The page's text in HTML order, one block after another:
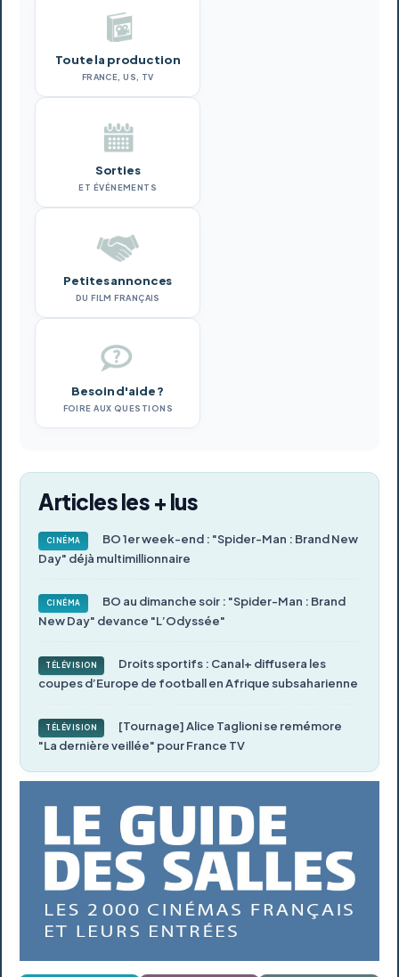
Toute la production
FRANCE, US, TV
Sorties
ET ÉVÉNEMENTS
Petites annonces
DU FILM FRANÇAIS
Besoin d'aide ?
FOIRE AUX QUESTIONS
Articles les + lus
CINÉMA
BO 1er week-end : "Spider-Man : Brand New
Day" déjà multimillionnaire
CINÉMA
BO au dimanche soir : "Spider-Man : Brand
New Day" devance "L’Odyssée"
TÉLÉVISION
Droits sportifs : Canal+ diffusera les
coupes d’Europe de football en Afrique subsaharienne
TÉLÉVISION
[Tournage] Alice Taglioni se remémore
"La dernière veillée" pour France TV